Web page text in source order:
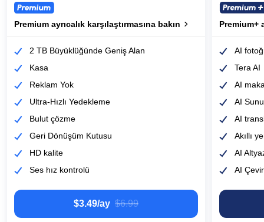
Premium ayrıcalık karşılaştırmasına bakın
Premium ayrıcalık karşılaştırmasına bakın
2 TB Büyüklüğünde Geniş Alan
Kasa
Reklam Yok
Ultra-Hızlı Yedekleme
Bulut çözme
Geri Dönüşüm Kutusu
HD kalite
Ses hız kontrolü
$3.49/ay ‎$6.99
Premium+
Premium+
AI
Tera AI
AI
AI
AI
Akıllı
AI
AI